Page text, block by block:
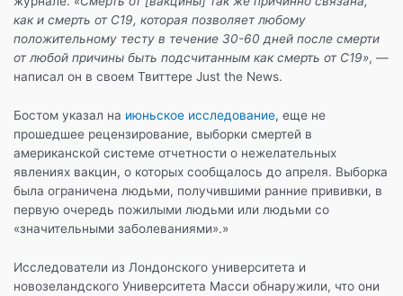
как и смерть от С19, которая позволяет любому
положительному тесту в течение 30-60 дней после смерти
от любой причины быть подсчитанным как смерть от С19», —
написал он в своем Твиттере Just the News.
Бостом указал на июньское исследование, еще не
прошедшее рецензирование, выборки смертей в
американской системе отчетности о нежелательных
явлениях вакцин, о которых сообщалось до апреля. Выборка
была ограничена людьми, получившими ранние прививки, в
первую очередь пожилыми людьми или людьми со
«значительными заболеваниями».»
Исследователи из Лондонского университета и
новозеландского Университета Масси обнаружили, что они